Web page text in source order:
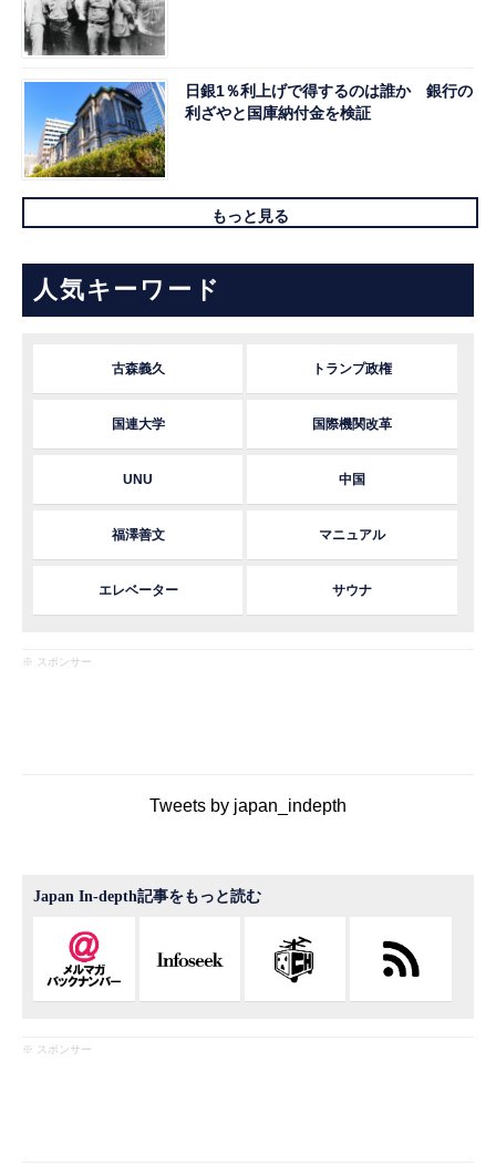
日銀1％利上げで得するのは誰か 銀行の
利ざやと国庫納付金を検証
もっと見る
人気キーワード
古森義久 トランプ政権
国連大学 国際機関改革
UNU 中国
福澤善文 マニュアル
エレベーター サウナ
※ スポンサー
Tweets by japan_indepth
Japan In-depth記事をもっと読む
※ スポンサー